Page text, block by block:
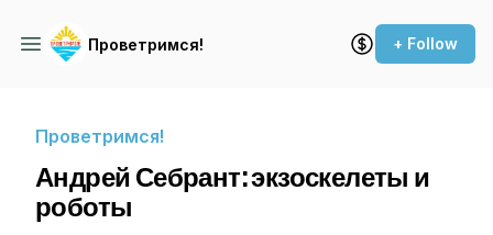
Проветримся! + Follow
Проветримся!
Андрей Себрант: экзоскелеты и
роботы